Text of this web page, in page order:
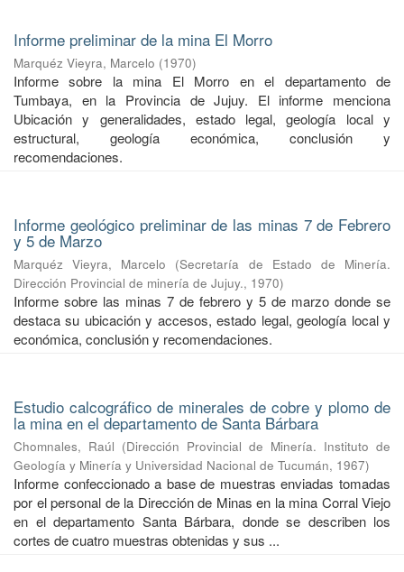
Informe preliminar de la mina El Morro
Marquéz Vieyra, Marcelo (1970)
Informe sobre la mina El Morro en el departamento de
Tumbaya, en la Provincia de Jujuy. El informe menciona
Ubicación y generalidades, estado legal, geología local y
estructural, geología económica, conclusión y
recomendaciones.
Informe geológico preliminar de las minas 7 de Febrero
y 5 de Marzo
Marquéz Vieyra, Marcelo (Secretaría de Estado de Minería.
Dirección Provincial de minería de Jujuy., 1970)
Informe sobre las minas 7 de febrero y 5 de marzo donde se
destaca su ubicación y accesos, estado legal, geología local y
económica, conclusión y recomendaciones.
Estudio calcográfico de minerales de cobre y plomo de
la mina en el departamento de Santa Bárbara
Chomnales, Raúl (Dirección Provincial de Minería. Instituto de
Geología y Minería y Universidad Nacional de Tucumán, 1967)
Informe confeccionado a base de muestras enviadas tomadas
por el personal de la Dirección de Minas en la mina Corral Viejo
en el departamento Santa Bárbara, donde se describen los
cortes de cuatro muestras obtenidas y sus ...